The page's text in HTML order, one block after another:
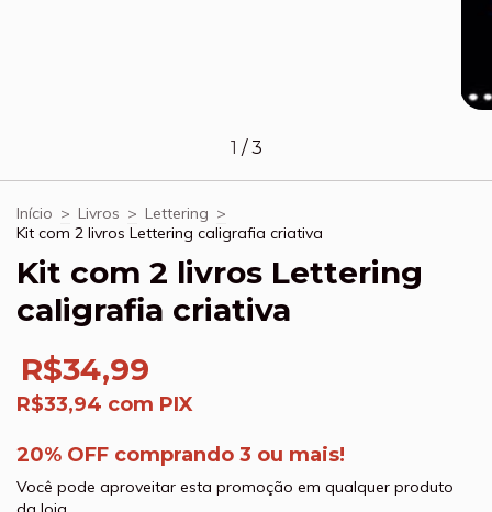
1 /3
Início > Livros > Lettering >
Kit com 2 livros Lettering caligrafia criativa
Kit com 2 livros Lettering
caligrafia criativa
R$34,99
R$33,94 com PIX
20% OFF comprando 3 ou mais!
Você pode aproveitar esta promoção em qualquer produto